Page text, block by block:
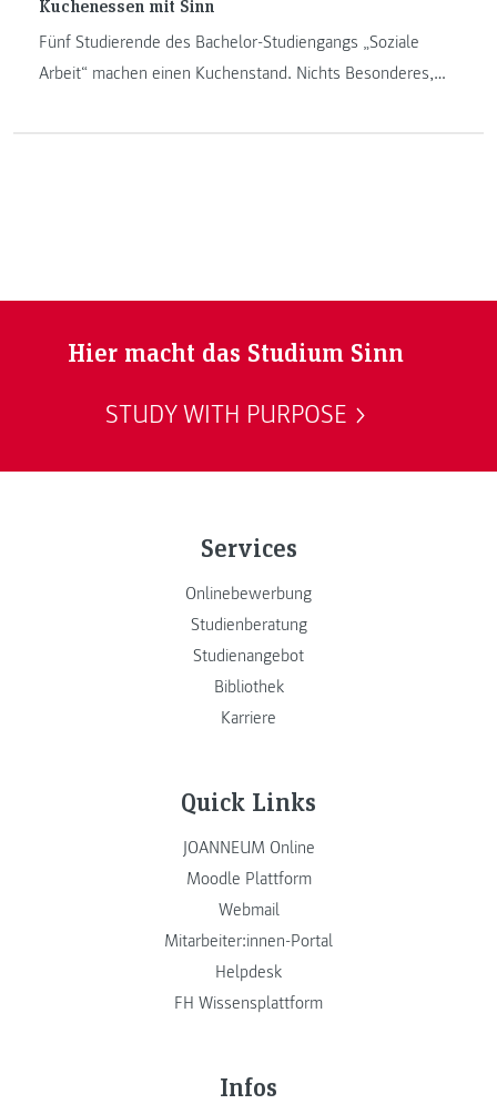
Kuchenessen mit Sinn
Fünf Studierende des Bachelor-Studiengangs „Soziale
Arbeit“ machen einen Kuchenstand. Nichts Besonderes,
Hier macht das Studium Sinn
STUDY WITH PURPOSE
Services
Onlinebewerbung
Studienberatung
Studienangebot
Bibliothek
Karriere
Quick Links
JOANNEUM Online
Moodle Plattform
Webmail
Mitarbeiter:innen-Portal
Helpdesk
FH Wissensplattform
Infos